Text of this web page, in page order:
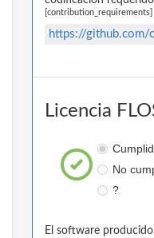
[contribution_requirements]
https://github.com/
Licencia
No
?
El software